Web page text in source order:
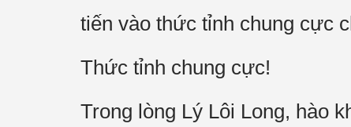
tiến vào thức tỉnh chung cực
Thức tỉnh chung cực!
Trong lòng Lý Lôi Long, hào